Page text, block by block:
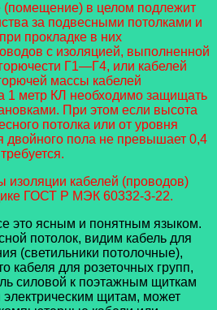
(помещение) в целом подлежит
за подвесными потолками и
прокладке в них
с изоляцией, выполненной
рючести Г1—Г4, или кабелей
массы кабелей
1 метр КЛ необходимо защищать
При этом если высота
потолка или от уровня
двойного пола не превышает 0,4
кабелей (проводов)
ГОСТ Р МЭК 60332-3-22.
это ясным и понятным языком.
потолок, видим кабель для
(светильники потолочные),
кабеля для розеточных групп,
силовой к поэтажным щиткам
щитам, может